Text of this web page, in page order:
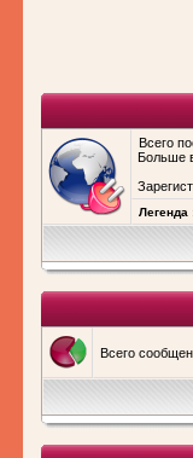
Всего
Больше
Легенда
Всего